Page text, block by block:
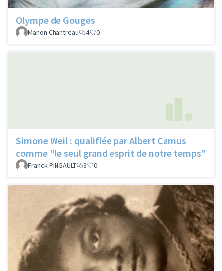
Olympe de Gouges
Manon Chantreau 4 0
Simone Weil : qualifiée par Albert Camus
comme "le seul grand esprit de notre temps"
Franck PINGAULT 3 0